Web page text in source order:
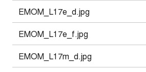
EMOM_L17e_d.jpg
EMOM_L17e_f.jpg
EMOM_L17m_d.jpg